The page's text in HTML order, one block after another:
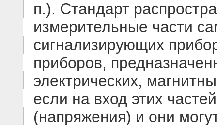
п.). Стандарт
измерительные части
сигнализирующих
приборов,
электрических,
если на вход этих
(напряжения) и они